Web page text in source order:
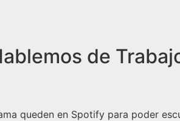
de
queden en Spotify para poder